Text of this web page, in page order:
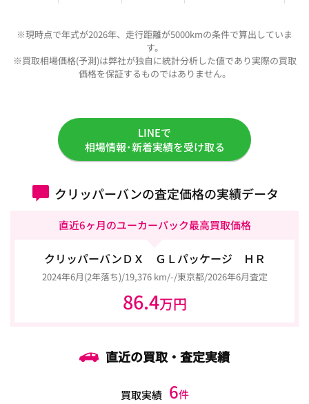
※現時点で年式が2026年、走行距離が5000kmの条件で算出していま
す。
※買取相場価格(予測)は弊社が独自に統計分析した値であり実際の買取
価格を保証するものではありません。
LINEで
相場情報･新着実績を受け取る
クリッパーバンの査定価格の実績データ
直近6ヶ月のユーカーパック最高買取価格
クリッパーバンＤＸ ＧＬパッケージ ＨＲ
2024年6月(2年落ち)/19,376 km/-/東京都/2026年6月査定
86.4万円
直近の買取・査定実績
買取実績 6件